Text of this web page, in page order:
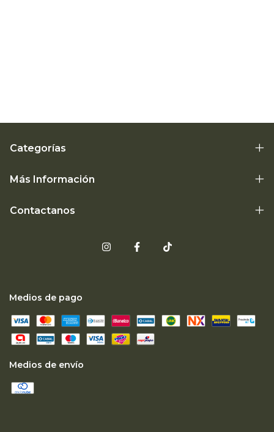
Categorías
Más Información
Contactanos
Medios de pago
Medios de envío